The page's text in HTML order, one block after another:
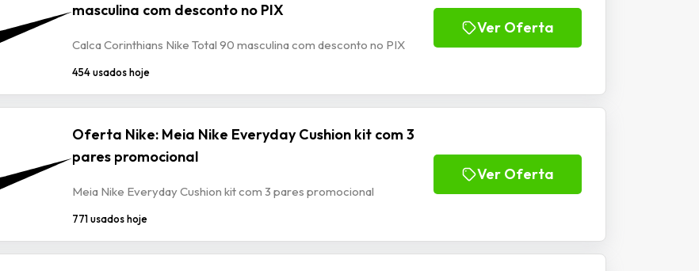
masculina com desconto no PIX
Calca Corinthians Nike Total 90 masculina com desconto no PIX
454 usados hoje
Ver Oferta
Oferta Nike: Meia Nike Everyday Cushion kit com 3
pares promocional
Meia Nike Everyday Cushion kit com 3 pares promocional
771 usados hoje
Ver Oferta